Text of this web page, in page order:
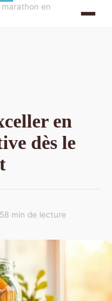
en
en
dès le
8 min de lecture